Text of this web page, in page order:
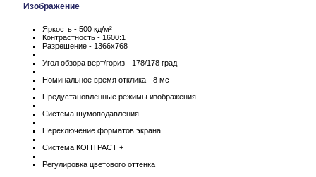
Изображение
Яркость - 500 кд/м²
Контрастность - 1600:1
Разрешение - 1366x768
Угол обзора верт/гориз - 178/178 град
Номинальное время отклика - 8 мс
Предустановленные режимы изображения
Система шумоподавления
Переключение форматов экрана
Система КОНТРАСТ +
Регулировка цветового оттенка